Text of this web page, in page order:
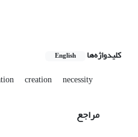
کلیدواژه‌ها English
creation necessity
مراجع